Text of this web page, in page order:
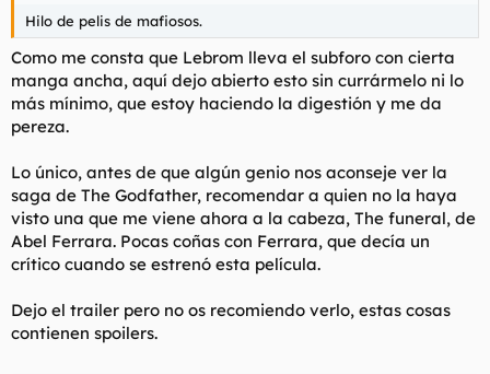
e
m
a
i
Hilo de pelis de mafiosos.
Como me consta que Lebrom lleva el subforo con cierta
manga ancha, aquí dejo abierto esto sin currármelo ni lo
más mínimo, que estoy haciendo la digestión y me da
pereza.
Lo único, antes de que algún genio nos aconseje ver la
saga de The Godfather, recomendar a quien no la haya
visto una que me viene ahora a la cabeza, The funeral, de
Abel Ferrara. Pocas coñas con Ferrara, que decía un
crítico cuando se estrenó esta película.
Dejo el trailer pero no os recomiendo verlo, estas cosas
contienen spoilers.